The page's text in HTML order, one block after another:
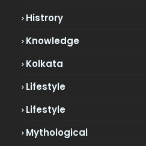
Histrory
Knowledge
Kolkata
Lifestyle
Lifestyle
Mythological